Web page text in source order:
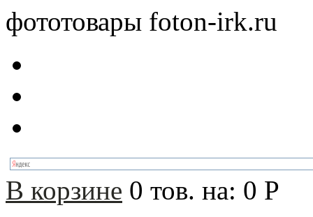
фототовары foton-irk.ru
В корзине 0 тов. на: 0 Р